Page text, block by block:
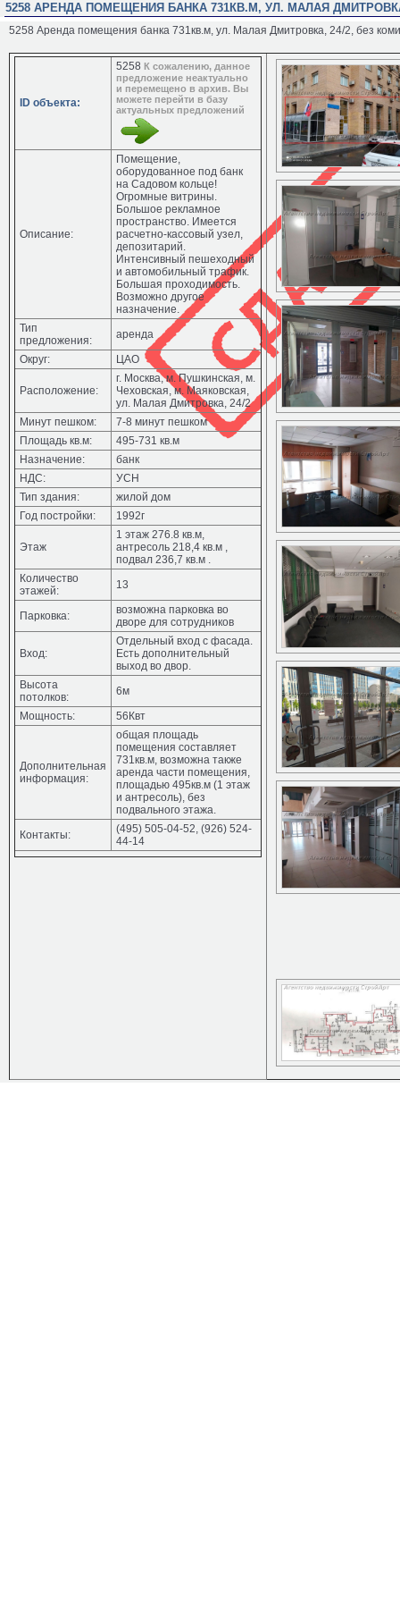
5258 АРЕНДА ПОМЕЩЕНИЯ БАНКА 731КВ.М, УЛ. МАЛАЯ
5258 Аренда помещения банка 731кв.м, ул. Малая Дмитровка, 24/2, без
ID объекта:
5258 К сожалению, данное
предложение неактуально
и перемещено в архив. Вы
можете перейти в базу
актуальных предложений
Описание:
Помещение,
оборудованное под банк
на Садовом кольце!
Огромные витрины.
Большое рекламное
пространство. Имеется
расчетно-кассовый узел,
депозитарий.
Интенсивный пешеходный
и автомобильный трафик.
Большая проходимость.
Возможно другое
назначение.
Тип
предложения:
аренда
Округ:
ЦАО
Расположение:
г. Москва, м. Пушкинская, м.
Чеховская, м. Маяковская,
ул. Малая Дмитровка, 24/2
Минут пешком:
7-8 минут пешком
Площадь кв.м:
495-731 кв.м
Назначение:
банк
НДС:
УСН
Тип здания:
жилой дом
Год постройки:
1992г
Этаж
1 этаж 276.8 кв.м,
антресоль 218,4 кв.м ,
подвал 236,7 кв.м .
Количество
этажей:
13
Парковка:
возможна парковка во
дворе для сотрудников
Вход:
Отдельный вход с фасада.
Есть дополнительный
выход во двор.
Высота
потолков:
6м
Мощность:
56Квт
Дополнительная
информация:
общая площадь
помещения составляет
731кв.м, возможна также
аренда части помещения,
площадью 495кв.м (1 этаж
и антресоль), без
подвального этажа.
Контакты:
(495) 505-04-52, (926) 524-
44-14